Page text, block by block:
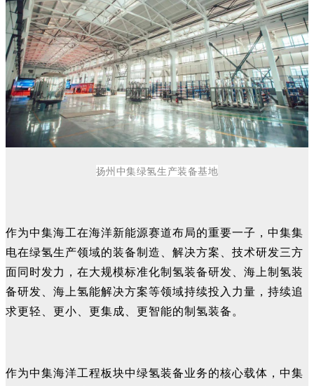
扬州中集绿氢生产装备基地
作为中集海工在海洋新能源赛道布局的重要一子，中集集
电在绿氢生产领域的装备制造、解决方案、技术研发三方
面同时发力，在大规模标准化制氢装备研发、海上制氢装
备研发、海上氢能解决方案等领域持续投入力量，持续追
求更轻、更小、更集成、更智能的制氢装备。
作为中集海洋工程板块中绿氢装备业务的核心载体，中集